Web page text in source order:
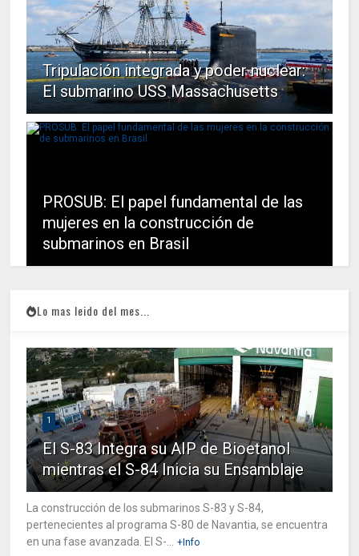
Tripulación integrada y poder nuclear:
El submarino USS Massachusetts
PROSUB: El papel fundamental de las
mujeres en la construcción de
submarinos en Brasil
Lo mas leido del mes...
1
El S-83 Integra su AIP de Bioetanol
mientras el S-84 Inicia su Ensamblaje
La construcción de los submarinos S-83 y S-84,
pertenecientes al programa S-80 de Navantia, se encuentra
en una fase avanzada. El S-...
+Info